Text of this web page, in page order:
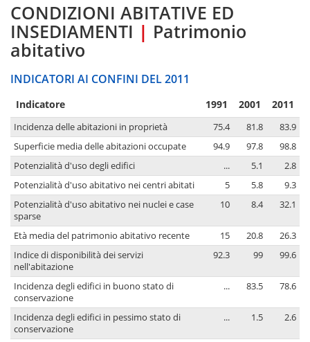
CONDIZIONI ABITATIVE ED
INSEDIAMENTI | Patrimonio
abitativo
INDICATORI AI CONFINI DEL 2011
Indicatore 1991 2001 2011
Incidenza delle abitazioni in proprietà 75.4 81.8
83.9
Superficie media delle abitazioni occupate
94.9 97.8
98.8
Potenzialità d'uso degli edifici
... 5.1
2.8
Potenzialità d'uso abitativo nei centri abitati
5 5.8
9.3
Potenzialità d'uso abitativo nei nuclei e case
sparse
10 8.4 32.1
Età media del patrimonio abitativo recente 15 20.8
26.3
Indice di disponibilità dei servizi
nell'abitazione
92.3 99 99.6
Incidenza degli edifici in buono stato di
conservazione
... 83.5 78.6
Incidenza degli edifici in pessimo stato di
conservazione
... 1.5 2.6